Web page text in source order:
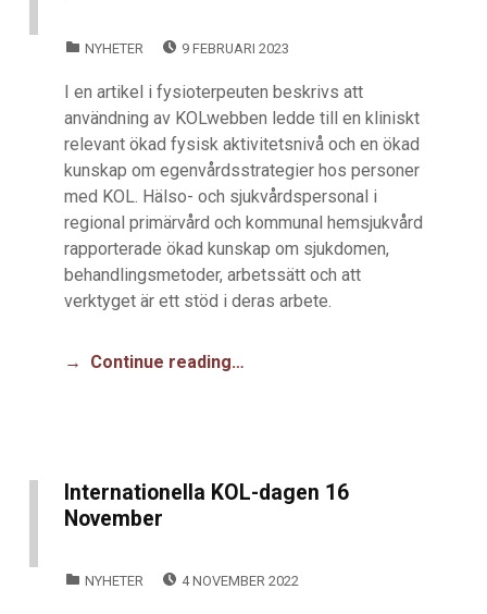
NYHETER
9 FEBRUARI 2023
I en artikel i fysioterpeuten beskrivs att
användning av KOLwebben ledde till en kliniskt
relevant ökad fysisk aktivitetsnivå och en ökad
kunskap om egenvårdsstrategier hos personer
med KOL. Hälso- och sjukvårdspersonal i
regional primärvård och kommunal hemsjukvård
rapporterade ökad kunskap om sjukdomen,
behandlingsmetoder, arbetssätt och att
verktyget är ett stöd i deras arbete.
Continue reading…
Internationella KOL-dagen 16
November
NYHETER
4 NOVEMBER 2022